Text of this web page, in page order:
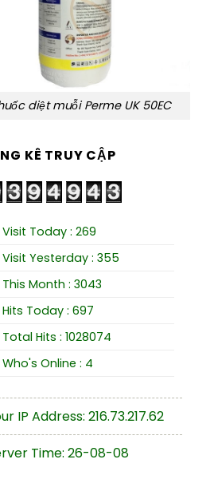
thoại 0583 226 226
diệt muỗi Perme UK 50EC
KÊ TRUY CẬP
Visit Today : 269
Visit Yesterday : 355
This Month : 3043
Hits Today : 697
Total Hits : 1028074
Who's Online : 4
IP Address: 216.73.217.62
Time: 26-08-08